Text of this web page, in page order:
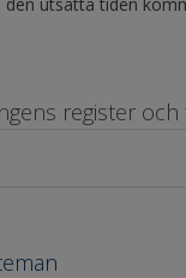
register och